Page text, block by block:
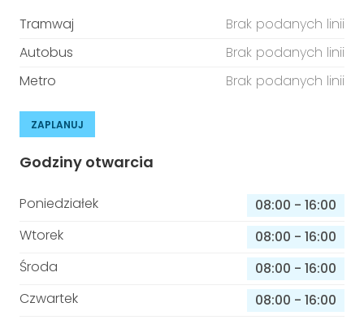
Tramwaj
Brak podanych linii
Autobus
Brak podanych linii
Metro
Brak podanych linii
ZAPLANUJ
Godziny otwarcia
Poniedziałek 08:00 - 16:00
Wtorek
08:00 - 16:00
Środa
08:00 - 16:00
Czwartek
08:00 - 16:00